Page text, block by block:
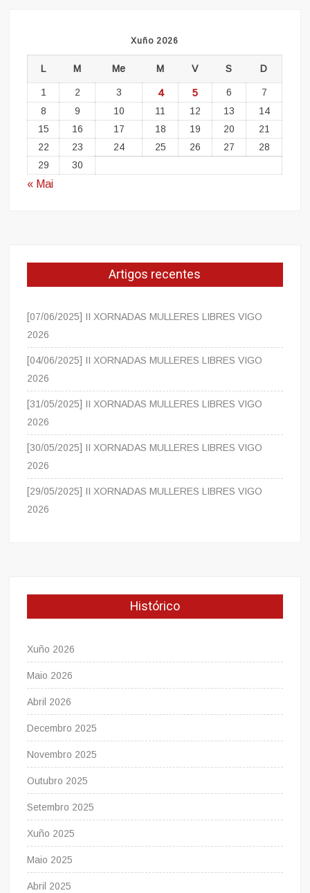
Xuño 2026
L M Me M V S D
1 2 3 4 5 6
7
8
9 10 11 12 13
14
15
16 17 18 19 20
21
22
23 24 25 26 27
28
29
30
« Mai
Artigos recentes
[07/06/2025] II XORNADAS MULLERES LIBRES VIGO
2026
[04/06/2025] II XORNADAS MULLERES LIBRES VIGO
2026
[31/05/2025] II XORNADAS MULLERES LIBRES VIGO
2026
[30/05/2025] II XORNADAS MULLERES LIBRES VIGO
2026
[29/05/2025] II XORNADAS MULLERES LIBRES VIGO
2026
Histórico
Xuño 2026
Maio 2026
Abril 2026
Decembro 2025
Novembro 2025
Outubro 2025
Setembro 2025
Xuño 2025
Maio 2025
Abril 2025